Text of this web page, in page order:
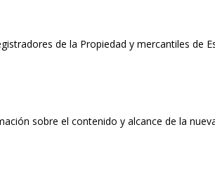
de la Propiedad y mercantiles de
sobre el contenido y alcance de la